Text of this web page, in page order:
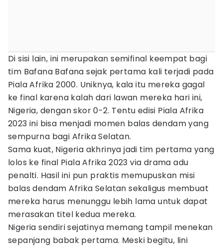
Di sisi lain, ini merupakan semifinal keempat bagi
tim Bafana Bafana sejak pertama kali terjadi pada
Piala Afrika 2000. Uniknya, kala itu mereka gagal
ke final karena kalah dari lawan mereka hari ini,
Nigeria, dengan skor 0-2. Tentu edisi Piala Afrika
2023 ini bisa menjadi momen balas dendam yang
sempurna bagi Afrika Selatan.
Sama kuat, Nigeria akhrinya jadi tim pertama yang
lolos ke final Piala Afrika 2023 via drama adu
penalti. Hasil ini pun praktis memupuskan misi
balas dendam Afrika Selatan sekaligus membuat
mereka harus menunggu lebih lama untuk dapat
merasakan titel kedua mereka.
Nigeria sendiri sejatinya memang tampil menekan
sepanjang babak pertama. Meski begitu, lini